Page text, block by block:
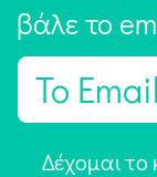
βάλε το
E
Δέχομαι